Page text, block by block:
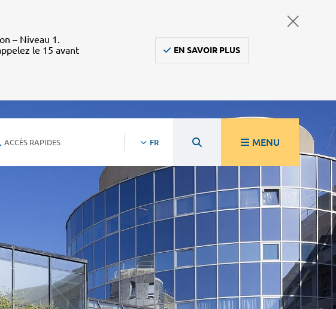
– Niveau 1.
le 15 avant
EN SAVOIR PLUS
ACCÈS RAPIDES FR MENU